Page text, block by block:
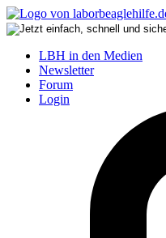
LBH in den Medien
Newsletter
Forum
Login